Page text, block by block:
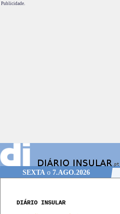
Publicidade.
SEXTA o 7.AGO.2026
DIÁRIO INSULAR